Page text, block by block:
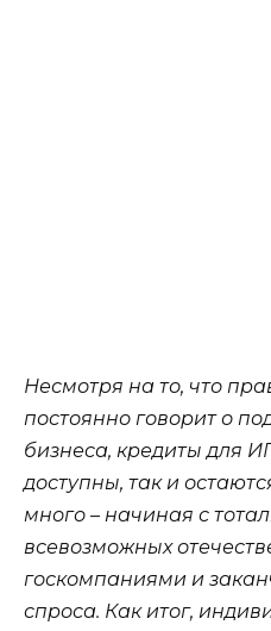
Несмотря на то, что
постоянно говорит о
бизнеса, кредиты для
доступны, так и
много – начиная с
всевозможных
госкомпаниями и
спроса. Как итог,